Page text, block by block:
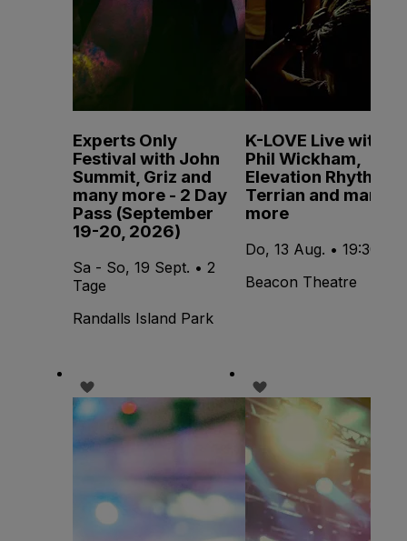
Experts Only
Festival with John
Summit, Griz and
many more - 2 Day
Pass (September
19-20, 2026)
Sa - So, 19 Sept. • 2
Tage
Randalls Island Park
K-LOVE Live with
Phil Wickham,
Elevation Rhythm,
Terrian and many
more
Do, 13 Aug. • 19:30
Beacon Theatre